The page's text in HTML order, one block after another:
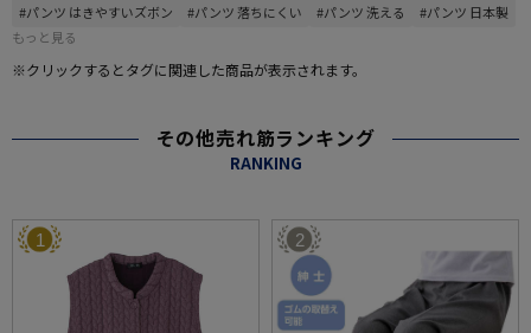
#パンツ はきやすいズボン
#パンツ 落ちにくい #パンツ 洗える
#パンツ 日本製
もっと見る
※クリックするとタグに関連した商品が表示されます。
その他売れ筋ランキング
RANKING
1 2